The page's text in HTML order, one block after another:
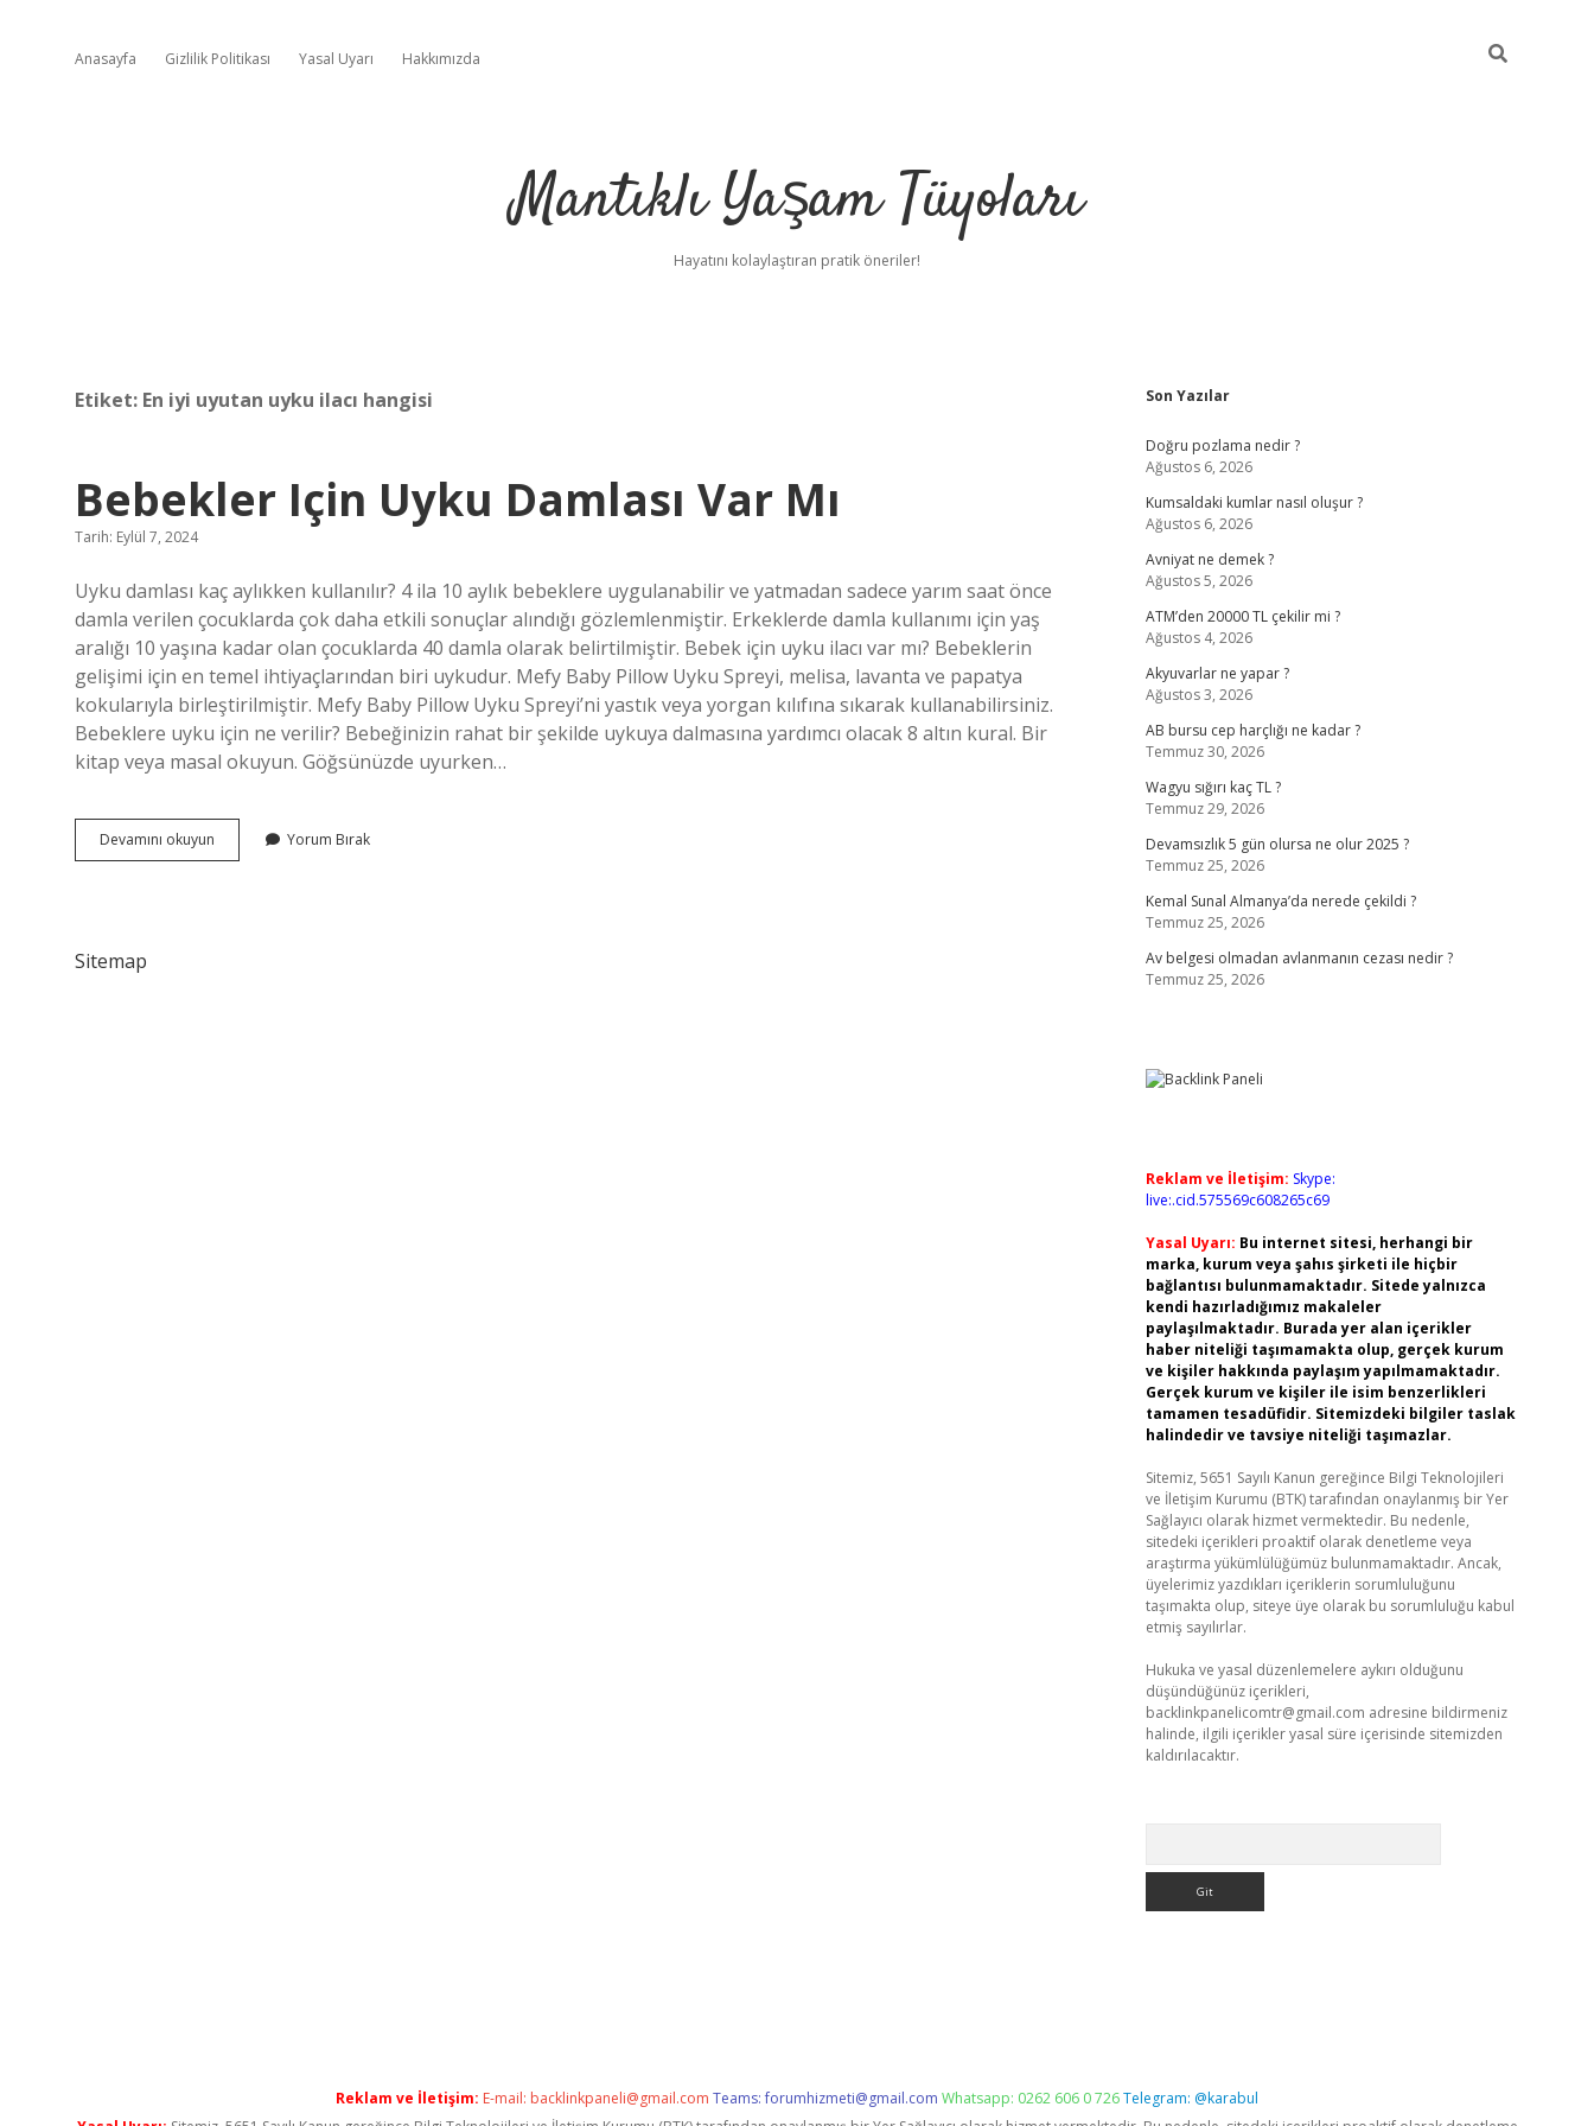
Anasayfa Gizlilik Politikası Yasal Uyarı Hakkımızda
Mantıklı Yaşam Tüyoları
Hayatını kolaylaştıran pratik öneriler!
Etiket: En iyi uyutan uyku ilacı hangisi
Bebekler Için Uyku Damlası Var Mı
Tarih: Eylül 7, 2024
Uyku damlası kaç aylıkken kullanılır? 4 ila 10 aylık bebeklere uygulanabilir ve yatmadan sadece yarım saat önce
damla verilen çocuklarda çok daha etkili sonuçlar alındığı gözlemlenmiştir. Erkeklerde damla kullanımı için yaş
aralığı 10 yaşına kadar olan çocuklarda 40 damla olarak belirtilmiştir. Bebek için uyku ilacı var mı? Bebeklerin
gelişimi için en temel ihtiyaçlarından biri uykudur. Mefy Baby Pillow Uyku Spreyi, melisa, lavanta ve papatya
kokularıyla birleştirilmiştir. Mefy Baby Pillow Uyku Spreyi’ni yastık veya yorgan kılıfına sıkarak kullanabilirsiniz.
Bebeklere uyku için ne verilir? Bebeğinizin rahat bir şekilde uykuya dalmasına yardımcı olacak 8 altın kural. Bir
kitap veya masal okuyun. Göğsünüzde uyurken…
Devamını okuyun Bebekler
Için
Yorum Bırak
Sitemap
Sidebar
Son Yazılar
Doğru pozlama nedir ?
Ağustos 6, 2026
Kumsaldaki kumlar nasıl oluşur ?
Ağustos 6, 2026
Avniyat ne demek ?
Ağustos 5, 2026
ATM’den 20000 TL çekilir mi ?
Ağustos 4, 2026
Akyuvarlar ne yapar ?
Ağustos 3, 2026
AB bursu cep harçlığı ne kadar ?
Temmuz 30, 2026
Wagyu sığırı kaç TL ?
Temmuz 29, 2026
Devamsızlık 5 gün olursa ne olur 2025 ?
Temmuz 25, 2026
Kemal Sunal Almanya’da nerede çekildi ?
Temmuz 25, 2026
Av belgesi olmadan avlanmanın cezası nedir ?
Temmuz 25, 2026
Reklam ve İletişim: Skype:
live:.cid.575569c608265c69
Yasal Uyarı: Bu internet sitesi, herhangi bir
marka, kurum veya şahıs şirketi ile hiçbir
bağlantısı bulunmamaktadır. Sitede yalnızca
kendi hazırladığımız makaleler
paylaşılmaktadır. Burada yer alan içerikler
haber niteliği taşımamakta olup, gerçek kurum
ve kişiler hakkında paylaşım yapılmamaktadır.
Gerçek kurum ve kişiler ile isim benzerlikleri
tamamen tesadüfidir. Sitemizdeki bilgiler taslak
halindedir ve tavsiye niteliği taşımazlar.
Sitemiz, 5651 Sayılı Kanun gereğince Bilgi Teknolojileri
ve İletişim Kurumu (BTK) tarafından onaylanmış bir Yer
Sağlayıcı olarak hizmet vermektedir. Bu nedenle,
sitedeki içerikleri proaktif olarak denetleme veya
araştırma yükümlülüğümüz bulunmamaktadır. Ancak,
üyelerimiz yazdıkları içeriklerin sorumluluğunu
taşımakta olup, siteye üye olarak bu sorumluluğu kabul
etmiş sayılırlar.
Hukuka ve yasal düzenlemelere aykırı olduğunu
düşündüğünüz içerikleri,
backlinkpanelicomtr@gmail.com adresine bildirmeniz
halinde, ilgili içerikler yasal süre içerisinde sitemizden
kaldırılacaktır.
Reklam ve İletişim: E-mail: backlinkpaneli@gmail.com Teams:forumhizmeti@gmail.com Whatsapp: 0262 606 0 726Telegram: @karabul